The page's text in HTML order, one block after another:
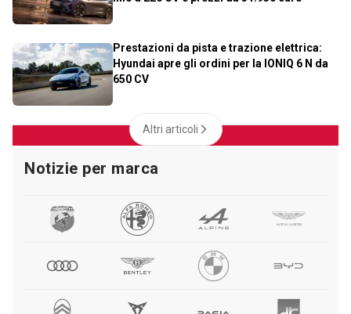
Prestazioni da pista e trazione elettrica:
Hyundai apre gli ordini per la IONIQ 6 N da
650 CV
Altri articoli
Notizie per marca